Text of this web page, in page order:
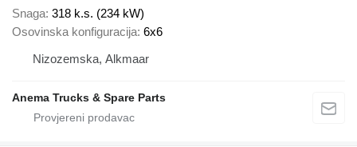
Snaga 318 k.s. (234 kW)
Osovinska konfiguracija 6x6
Nizozemska, Alkmaar
Anema Trucks & Spare Parts